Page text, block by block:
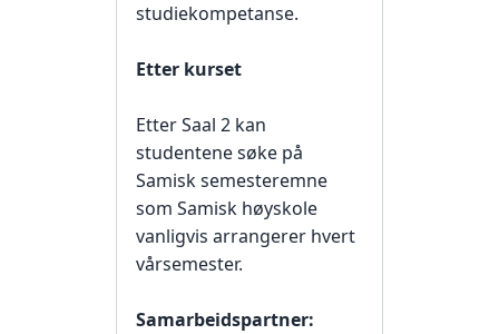
studiekompetanse.
Etter kurset
Etter Saal 2 kan
studentene søke på
Samisk semesteremne
som Samisk høyskole
vanligvis arrangerer hvert
vårsemester.
Samarbeidspartner: